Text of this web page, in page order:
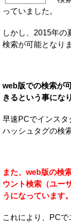
っていました。
しかし、2015年の
検索が可能となり
web版での検索が
きるという事にな
早速PCでインスタ
ハッシュタグの検
また、web版の検
ウント検索（ユー
うになっています。
これにより、PC